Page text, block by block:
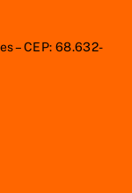
– CEP: 68.632-